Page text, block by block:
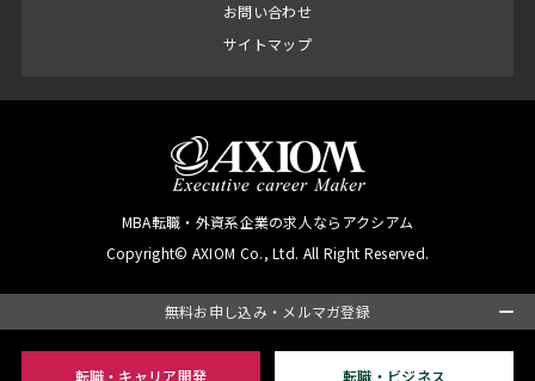
無料お申し込み・メルマガ登録
転職・キャリア開発 転職・ビジネス
お問い合わせ
サイトマップ
MBA転職・外資系企業の求人ならアクシアム
Copyright© AXIOM Co., Ltd. All Right Reserved.